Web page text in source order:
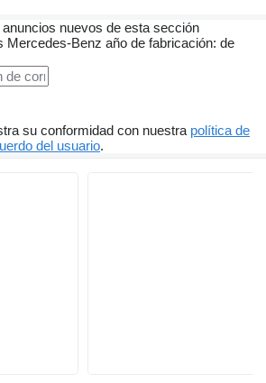
nuevos de esta sección
Mercedes-Benz año de fabricación: de
su conformidad con nuestra política de
del usuario.